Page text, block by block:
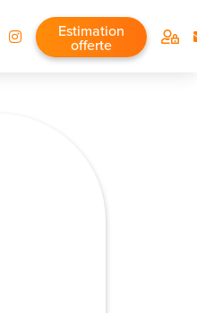
Estimation
offerte